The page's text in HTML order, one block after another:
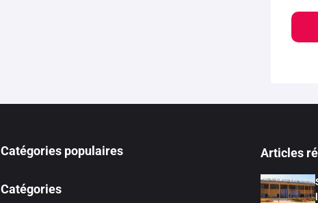
Catégories populaires
Catégories
Articles